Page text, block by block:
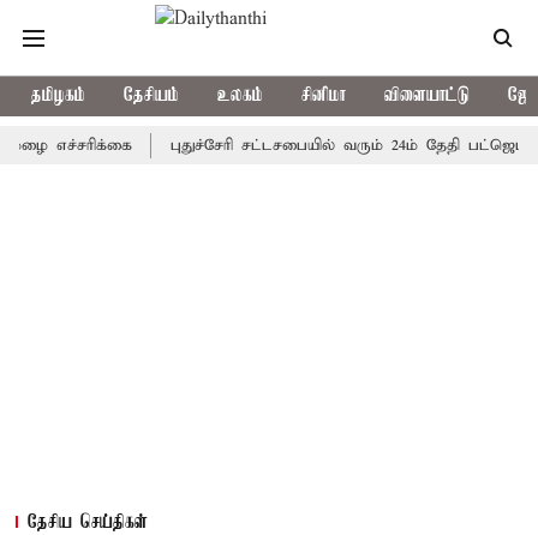
தமிழகம் தேசியம் உலகம் சினிமா விளையாட்டு
புதுச்சேரி சட்டசபையில் வரும் 24ம் தேதி பட்ஜெட்
தேசிய செய்திகள்